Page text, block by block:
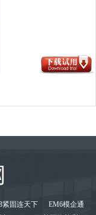
紧固连天下
EM6模企通